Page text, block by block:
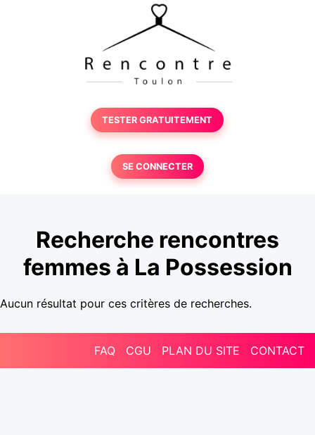
TESTER GRATUITEMENT
SE CONNECTER
Recherche rencontres
femmes à La Possession
Aucun résultat pour ces critères de recherches.
FAQ CGU PLAN DU SITE CONTACT